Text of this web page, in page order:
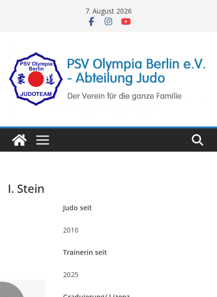
7. August 2026
I. Stein
Judo seit
2010
Trainerin seit
2025